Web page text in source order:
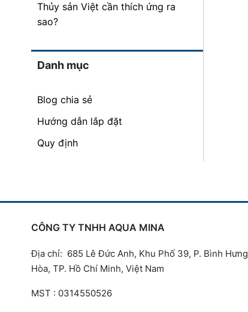
Thủy sản Việt cần thích ứng ra
sao?
Danh mục
Blog chia sẻ
Hướng dẫn lắp đặt
Quy định
CÔNG TY TNHH AQUA MINA
Địa chỉ: 685 Lê Đức Anh, Khu Phố 39, P. Bình Hưng
Hòa, TP. Hồ Chí Minh, Việt Nam
MST : 0314550526